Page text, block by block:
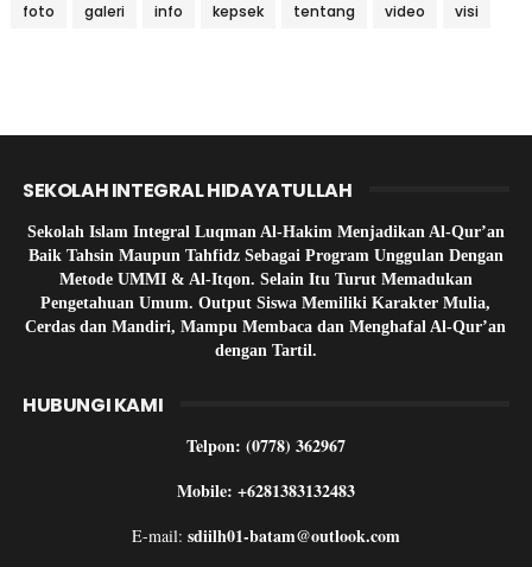
foto galeri info kepsek tentang video visi
SEKOLAH INTEGRAL HIDAYATULLAH
Sekolah Islam Integral Luqman Al-Hakim Menjadikan Al-Qur’an
Baik Tahsin Maupun Tahfidz Sebagai Program Unggulan Dengan
Metode UMMI & Al-Itqon. Selain Itu Turut Memadukan
Pengetahuan Umum. Output Siswa Memiliki Karakter Mulia,
Cerdas dan Mandiri, Mampu Membaca dan Menghafal Al-Qur’an
dengan Tartil.
HUBUNGI KAMI
Telpon: (0778) 362967
Mobile: +6281383132483
E-mail: sdiilh01-batam@outlook.com